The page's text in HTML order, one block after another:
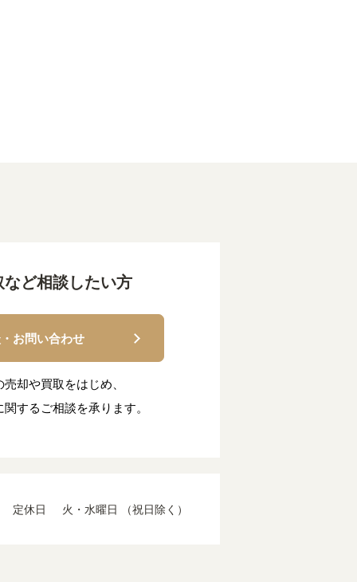
など相談したい方
お問い合わせ
却や買取をはじめ、
するご相談を承ります。
定休日 火・水曜日 （祝日除く）